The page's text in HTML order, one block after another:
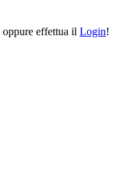
oppure effettua il Login!